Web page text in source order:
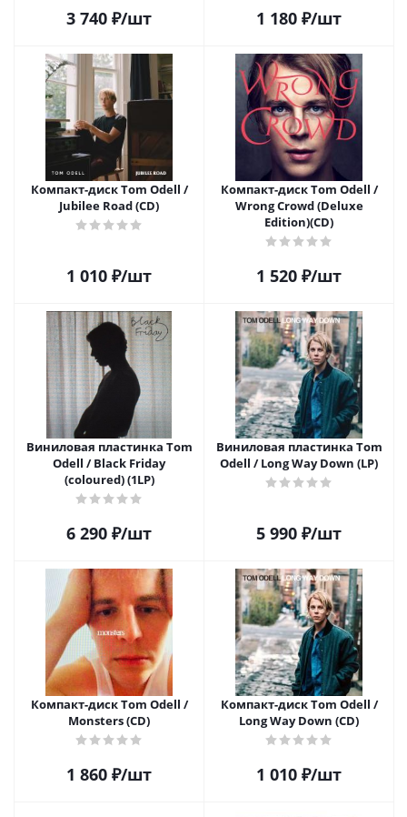
3 740 ₽/шт 1 180 ₽/шт
Компакт-диск Tom Odell /
Jubilee Road (CD)
1 010 ₽/шт
Компакт-диск Tom Odell /
Wrong Crowd (Deluxe
Edition)(CD)
1 520 ₽/шт
Виниловая пластинка Tom
Odell / Black Friday
(coloured) (1LP)
6 290 ₽/шт
Виниловая пластинка Tom
Odell / Long Way Down (LP)
5 990 ₽/шт
Компакт-диск Tom Odell /
Monsters (CD)
1 860 ₽/шт
Компакт-диск Tom Odell /
Long Way Down (CD)
1 010 ₽/шт